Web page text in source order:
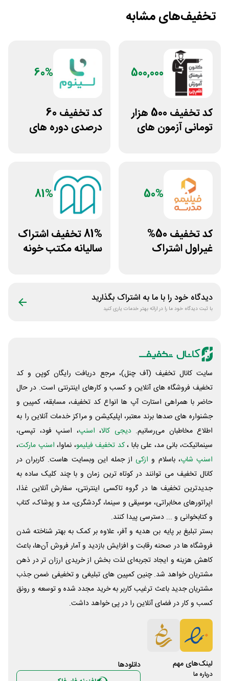
تخفیف‌های مشابه
500,000
کد تخفیف 500 هزار
تومانی آزمون های
60%
کد تخفیف 60
درصدی دوره های
50%
کد تخفیف 50%
غیراول اشتراک
81%
81% تخفیف اشتراک
سالیانه مکتب خونه
دیدگاه خود را با ما به اشتراک بگذارید
با ثبت دیدگاه خود ما را در ارائه بهتر خدمات یاری کنید
سایت کانال تخفیف (آف چنل)، مرجع دریافت رایگان کوپن و کد
تخفیف فروشگاه های آنلاین و کسب و‌ کارهای اینترنتی است. در حال
حاضر با همراهی استارت آپ ها انواع کد تخفیف، مسابقه، کمپین و
جشنواره های صدها برند معتبر، اپلیکیشن و مراکز خدمات آنلاین را به
اطلاع مخاطبان می‌رسانیم. دیجی کالا، اسنپ، اسنپ فود، تپسی،
سینماتیکت، بانی مد، علی‌ بابا ،کد تخفیف فیلیمو، نماوا، اسنپ مارکت،
اسنپ شاپ، باسلام و ازکی از جمله این وبسایت ‌هاست. کاربران در
کانال تخفیف می توانند در کوتاه ترین زمان و با چند کلیک ساده به
جدیدترین تخفیف ها در گروه تاکسی اینترنتی، سفارش آنلاین غذا،
اپراتورهای مخابراتی، موسیقی و سینما، گردشگری، مد و پوشاک، کتاب
و کتابخوانی و ... دسترسی پیدا کنند.
بستر تبلیغ بر پایه بن هدیه و آفر، علاوه بر کمک به بهتر شناخته شدن
فروشگاه ها در صحنه رقابت و افزایش بازدید و آمار فروش آن‌ها، باعث
کاهش هزینه و ایجاد تجربه‌ای لذت بخش از خریدی ارزان تر در ذهن
مشتریان خواهد شد. چنین کمپین های تبلیغی و تخفیفی ضمن جذب
مشتریان جدید باعث ترغیب کاربر به خرید مجدد شده و توسعه و رونق
کسب و کار در فضای آنلاین را در پی خواهد داشت.
لینک‌های مهم
درباره ما
دانلود‌ها